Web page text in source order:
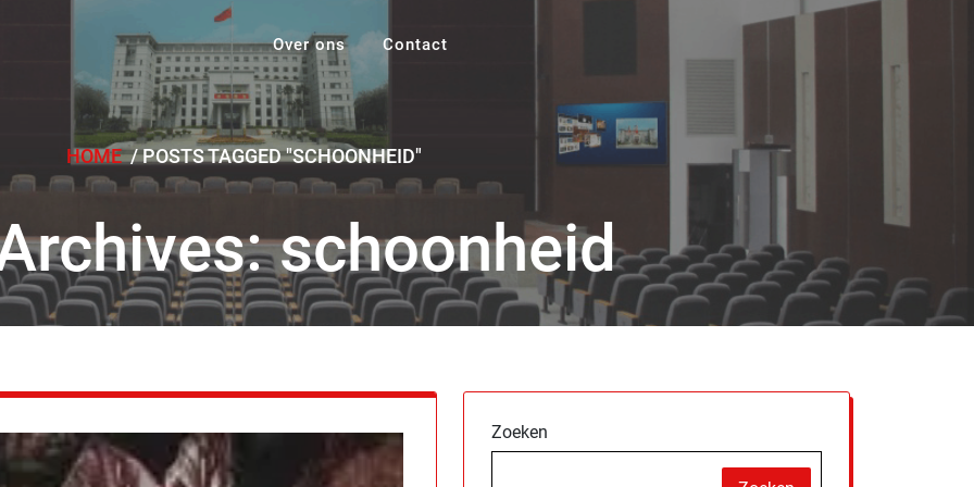
Over ons Contact
HOME/POSTS TAGGED "SCHOONHEID"
schoonheid
Zoeken